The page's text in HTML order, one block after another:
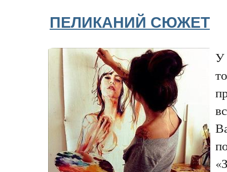
ПЕЛИКАНИЙ СЮЖЕТ
У